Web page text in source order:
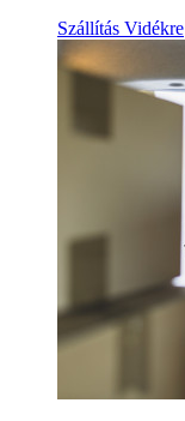
Szállítás Vidékre